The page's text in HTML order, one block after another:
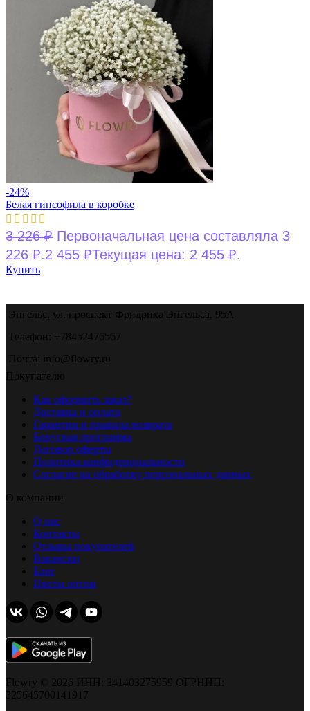
-24%
Белая гипсофила в коробке
3 226₽ Первоначальная цена составляла 3
226 ₽.2 455 ₽Текущая цена: 2 455 ₽.
Купить
Энгельс, ул. проспект Фридриха Энгельса, 95А
Телефон: +78452476567
Почта: info@flowry.ru
Покупателю
Как оформить заказ?
Доставка и оплата
Гарантии и правила возврата
Бонусная программа
Договор оферты
Политика конфиденциальности
Согласие на обработку персональных данных
О компании
О нас
Контакты
Отзывы покупателей
Вакансии
Блог
Цветы оптом
Flowry © 2026 ИНН: 341403275959 ОГРНИП:
325645700141917